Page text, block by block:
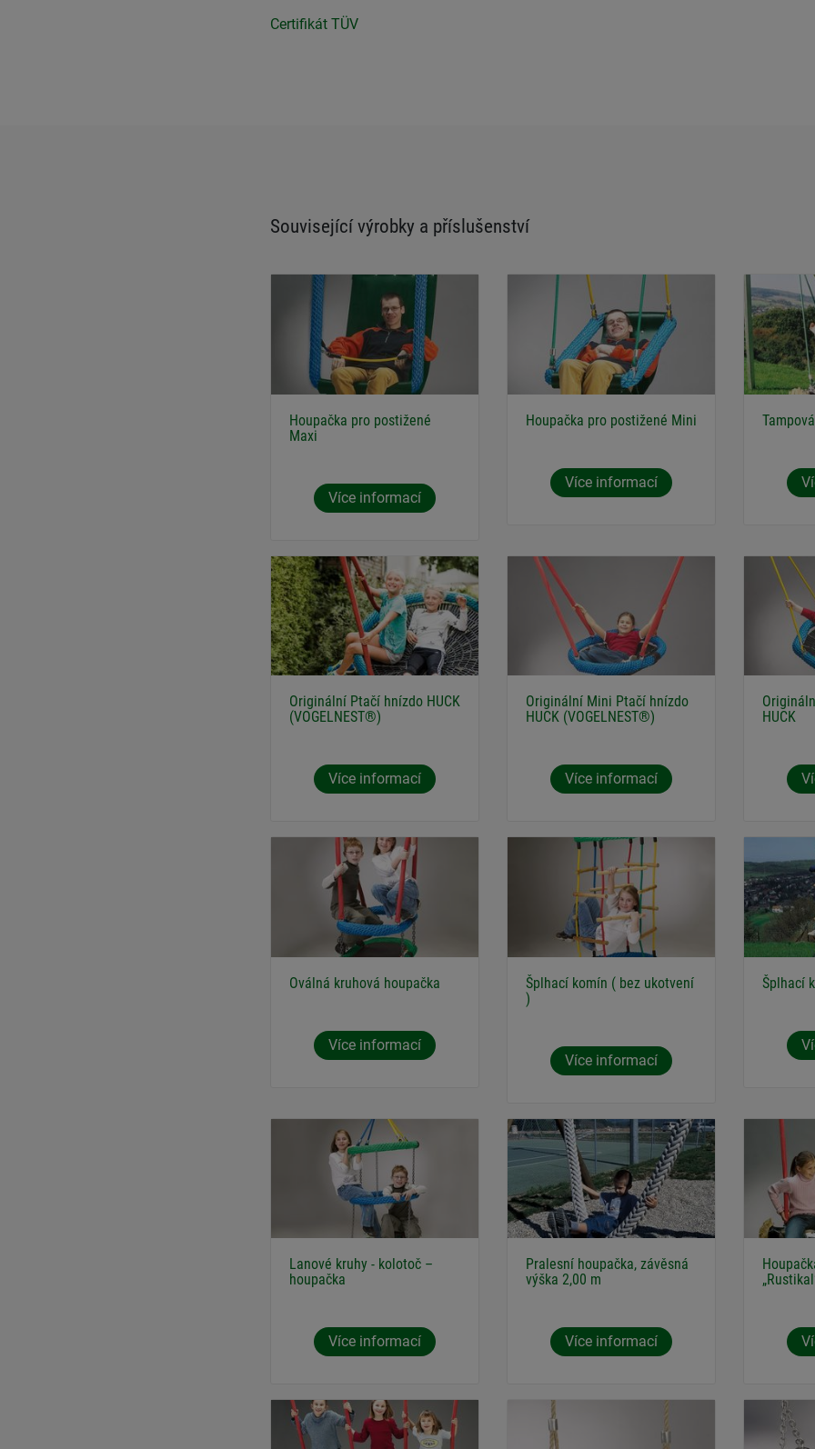
Certifikát TÜV
Související výrobky a příslušenství
Houpačka pro postižené
Maxi
Více informací
Houpačka pro postižené Mini
Více informací
Originální Ptačí hnízdo HUCK
(VOGELNEST®)
Více informací
Originální Mini Ptačí hnízdo
HUCK (VOGELNEST®)
Více informací
HUCK
Oválná kruhová houpačka
Více informací
Šplhací komín ( bez ukotvení
)
Více informací
Šplhací
Lanové kruhy - kolotoč –
houpačka
Více informací
Pralesní houpačka, závěsná
výška 2,00 m
Více informací